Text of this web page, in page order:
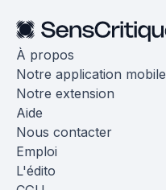
À propos
Notre application mobile
Notre extension
Aide
Nous contacter
Emploi
L'édito